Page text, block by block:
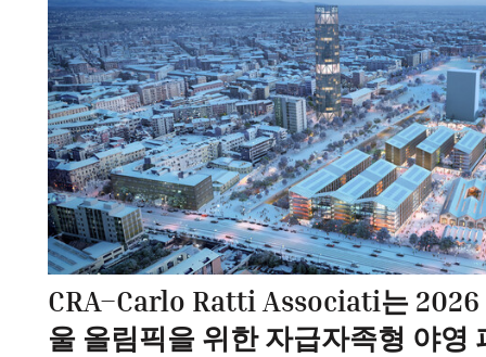
CRA–Carlo Ratti Associati는
울 올림픽을 위한 자급자족형 야영